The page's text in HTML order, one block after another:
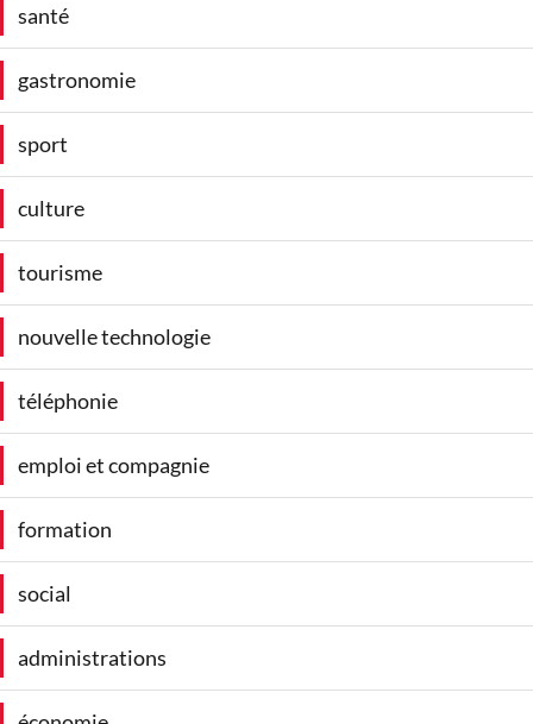
santé
gastronomie
sport
culture
tourisme
nouvelle technologie
téléphonie
emploi et compagnie
formation
social
administrations